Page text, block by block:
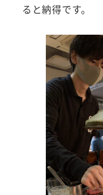
ると納得です。